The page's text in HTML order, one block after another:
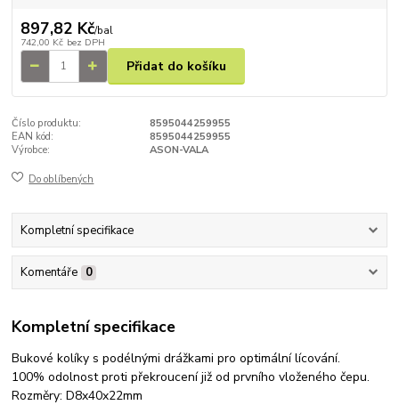
897,82 Kč/bal
742,00 Kč bez DPH
Přidat do košíku
Číslo produktu:
8595044259955
EAN kód:
8595044259955
Výrobce:
ASON-VALA
Do oblíbených
Kompletní specifikace
Komentáře 0
Kompletní specifikace
Bukové kolíky s podélnými drážkami pro optimální lícování.
100% odolnost proti překroucení již od prvního vloženého čepu.
Rozměry: D8x40x22mm